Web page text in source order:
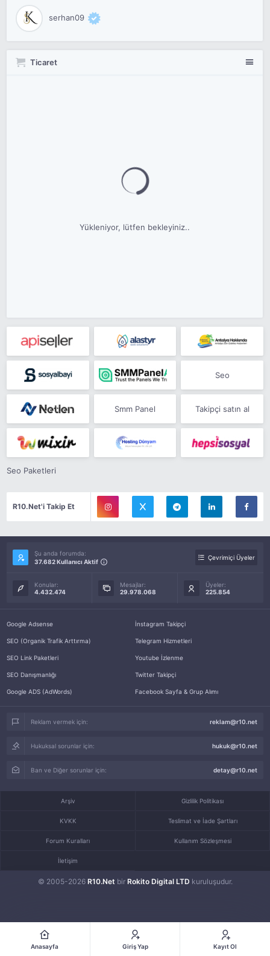
serhan09
Ticaret
Yükleniyor, lütfen bekleyiniz..
Seo
Smm Panel Takipçi satın al
Seo Paketleri
R10.Net'i Takip Et
Şu anda forumda:
37.682 Kullanıcı Aktif
Çevrimiçi Üyeler
Konular:
4.432.474
Mesajlar:
29.978.068
Üyeler:
225.854
Google Adsense
SEO (Organik Trafik Arttırma)
SEO Link Paketleri
SEO Danışmanlığı
Google ADS (AdWords)
İnstagram Takipçi
Telegram Hizmetleri
Youtube İzlenme
Twitter Takipçi
Facebook Sayfa & Grup Alımı
Reklam vermek için: reklam@r10.net
Hukuksal sorunlar için: hukuk@r10.net
Ban ve Diğer sorunlar için: detay@r10.net
© 2005-2026 R10.Net bir Rokito Digital LTD kuruluşudur.
Arşiv Gizlilik Politikası
KVKK Teslimat ve İade Şartları
Forum Kuralları Kullanım Sözleşmesi
İletişim
Anasayfa Giriş Yap Kayıt Ol